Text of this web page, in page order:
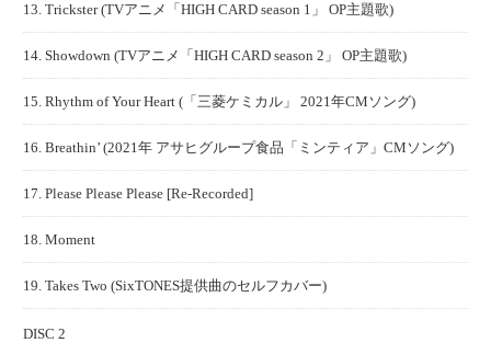
13. Trickster (TVアニメ「HIGH CARD season 1」 OP主題歌)
14. Showdown (TVアニメ「HIGH CARD season 2」 OP主題歌)
15. Rhythm of Your Heart (「三菱ケミカル」 2021年CMソング)
16. Breathin’ (2021年 アサヒグループ食品「ミンティア」CMソング)
17. Please Please Please [Re-Recorded]
18. Moment
19. Takes Two (SixTONES提供曲のセルフカバー)
DISC 2